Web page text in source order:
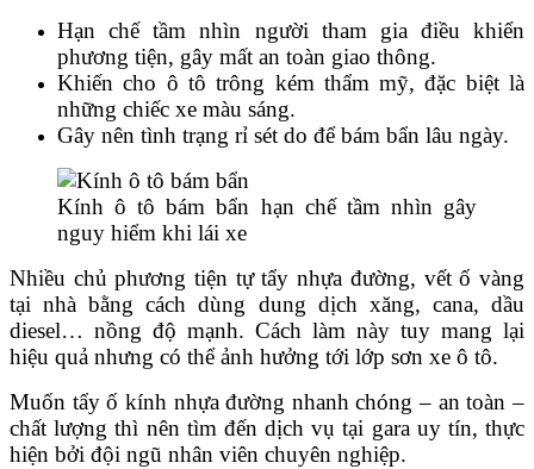
Hạn chế tầm nhìn người tham gia điều khiển
phương tiện, gây mất an toàn giao thông.
Khiến cho ô tô trông kém thẩm mỹ, đặc biệt là
những chiếc xe màu sáng.
Gây nên tình trạng rỉ sét do để bám bẩn lâu ngày.
Kính ô tô bám bẩn hạn chế tầm nhìn gây
nguy hiểm khi lái xe
Nhiều chủ phương tiện tự tẩy nhựa đường, vết ố vàng
tại nhà bằng cách dùng dung dịch xăng, cana, dầu
diesel… nồng độ mạnh. Cách làm này tuy mang lại
hiệu quả nhưng có thể ảnh hưởng tới lớp sơn xe ô tô.
Muốn tẩy ố kính nhựa đường nhanh chóng – an toàn –
chất lượng thì nên tìm đến dịch vụ tại gara uy tín, thực
hiện bởi đội ngũ nhân viên chuyên nghiệp.